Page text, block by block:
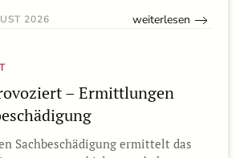
2026 weiterlesen
– Ermittlungen
Sachbeschädigung ermittelt das